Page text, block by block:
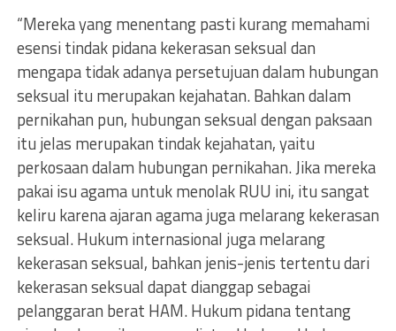
“Mereka yang menentang pasti kurang memahami
esensi tindak pidana kekerasan seksual dan
mengapa tidak adanya persetujuan dalam hubungan
seksual itu merupakan kejahatan. Bahkan dalam
pernikahan pun, hubungan seksual dengan paksaan
itu jelas merupakan tindak kejahatan, yaitu
perkosaan dalam hubungan pernikahan. Jika mereka
pakai isu agama untuk menolak RUU ini, itu sangat
keliru karena ajaran agama juga melarang kekerasan
seksual. Hukum internasional juga melarang
kekerasan seksual, bahkan jenis-jenis tertentu dari
kekerasan seksual dapat dianggap sebagai
pelanggaran berat HAM. Hukum pidana tentang